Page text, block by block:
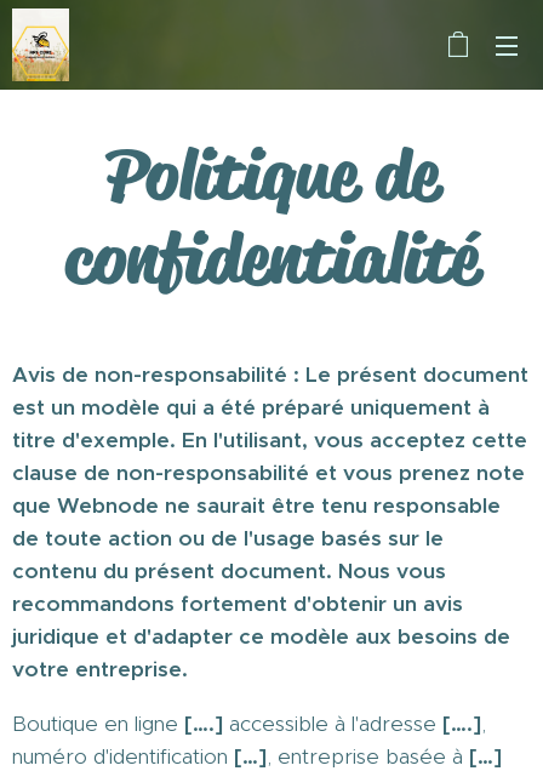
Politique de
confidentialité
Avis de non-responsabilité : Le présent document
est un modèle qui a été préparé uniquement à
titre d'exemple. En l'utilisant, vous acceptez cette
clause de non-responsabilité et vous prenez note
que Webnode ne saurait être tenu responsable
de toute action ou de l'usage basés sur le
contenu du présent document. Nous vous
recommandons fortement d'obtenir un avis
juridique et d'adapter ce modèle aux besoins de
votre entreprise.
Boutique en ligne [….] accessible à l'adresse [….],
numéro d'identification […], entreprise basée à […]